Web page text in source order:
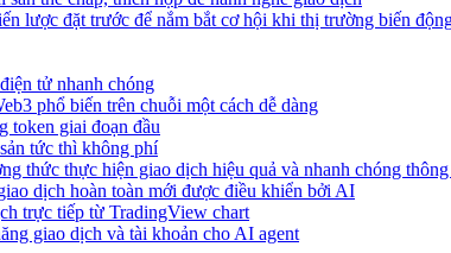
lược đặt trước để nắm bắt cơ hội khi thị trường biến
tử nhanh chóng
phổ biến trên chuỗi một cách dễ dàng
token giai đoạn đầu
tức thì không phí
thức thực hiện giao dịch hiệu quả và nhanh chóng
dịch hoàn toàn mới được điều khiển bởi AI
trực tiếp từ TradingView chart
giao dịch và tài khoản cho AI agent